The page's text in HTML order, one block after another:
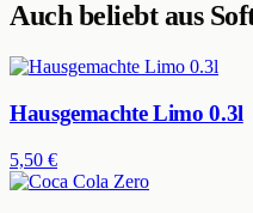
Auch beliebt aus
Hausgemachte Limo 0.3l
5,50 €